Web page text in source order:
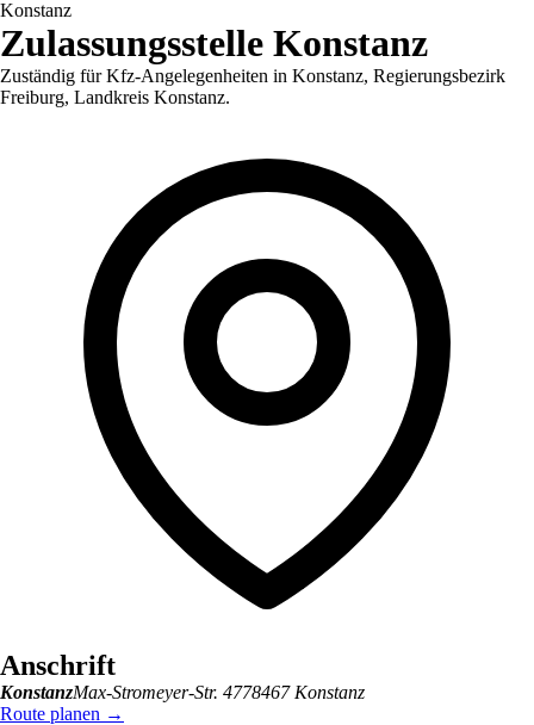
Konstanz
Zulassungsstelle Konstanz
Zuständig für Kfz-Angelegenheiten in Konstanz, Regierungsbezirk
Freiburg, Landkreis Konstanz.
Anschrift
KonstanzMax-Stromeyer-Str. 4778467 Konstanz
Route planen →